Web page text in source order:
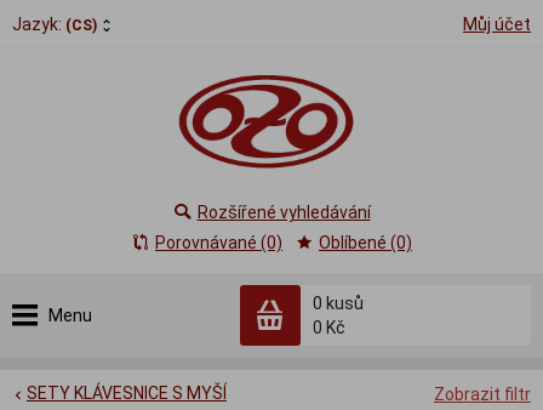
Jazyk: (CS) Můj účet
Menu
0 kusů
0 Kč
Rozšířené vyhledávání
Porovnávané (0)
Oblíbené (0)
Zobrazit filtr
SETY KLÁVESNICE S MYŠÍ